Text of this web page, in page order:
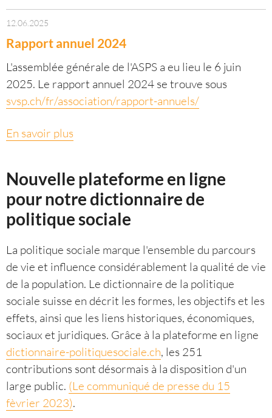
12.06.2025
Rapport annuel 2024
L'assemblée générale de l'ASPS a eu lieu le 6 juin
2025. Le rapport annuel 2024 se trouve sous
svsp.ch/fr/association/rapport-annuels/
En savoir plus
Nouvelle plateforme en ligne
pour notre dictionnaire de
politique sociale
La politique sociale marque l'ensemble du parcours
de vie et influence considérablement la qualité de vie
de la population. Le dictionnaire de la politique
sociale suisse en décrit les formes, les objectifs et les
effets, ainsi que les liens historiques, économiques,
sociaux et juridiques. Grâce à la plateforme en ligne
dictionnaire-politiquesociale.ch, les 251
contributions sont désormais à la disposition d'un
large public. (Le communiqué de presse du 15
fèvrier 2023).